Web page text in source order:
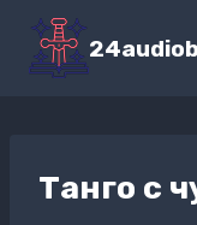
Перейти
содержимому
Танго с